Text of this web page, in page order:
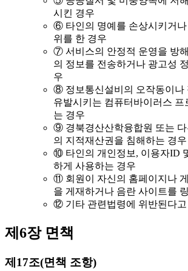
시킨 경우
⑥ 타인의 명예를 손상시키거나
위를 한 경우
⑦ 서비스의 안정적 운영을 방
의 정보를 전송하거나 광고성
우
⑧ 정보통신설비의 오작동이나
유발시키는 컴퓨터바이러스 프
는 경우
⑨ 경북경산산학융합원 또는
의 지적재산권을 침해하는 경우
⑩ 타인의 개인정보, 이용자ID
하게 사용하는 경우
⑪ 회원이 자신의 홈페이지나
을 게재하거나 음란 사이트를
⑫ 기타 관련법령에 위반된다고
제6장 면책
제17조(면책 조항)